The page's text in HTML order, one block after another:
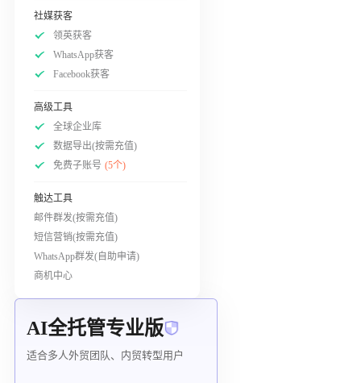
社媒获客
领英获客
WhatsApp获客
Facebook获客
高级工具
全球企业库
数据导出(按需充值)
免费子账号 (5个)
触达工具
邮件群发(按需充值)
短信营销(按需充值)
WhatsApp群发(自助申请)
商机中心
AI全托管专业版
适合多人外贸团队、内贸转型用户